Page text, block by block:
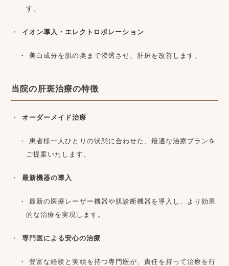
す。
イオン導入・エレクトロポレーション
美白成分を肌の奥まで浸透させ、肝斑を改善します。
当院の肝斑治療の特徴
オーダーメイド治療
患者様一人ひとりの状態に合わせた、最適な治療プランを
ご提案いたします。
最新機器の導入
最新の医療レーザー機器や肌診断機器を導入し、より効果
的な治療を実現します。
専門医による安心の治療
豊富な経験と実績を持つ専門医が、責任を持って治療を行